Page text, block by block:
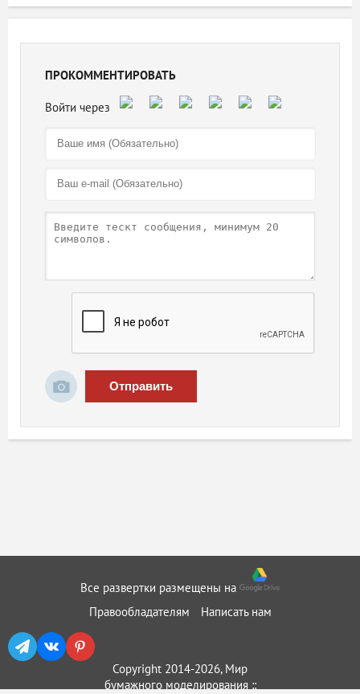
ПРОКОММЕНТИРОВАТЬ
Отправить
Все развертки размещены на
Правообладателям
Написать нам
Copyright 2014-2026, Мир
бумажного моделирования ::